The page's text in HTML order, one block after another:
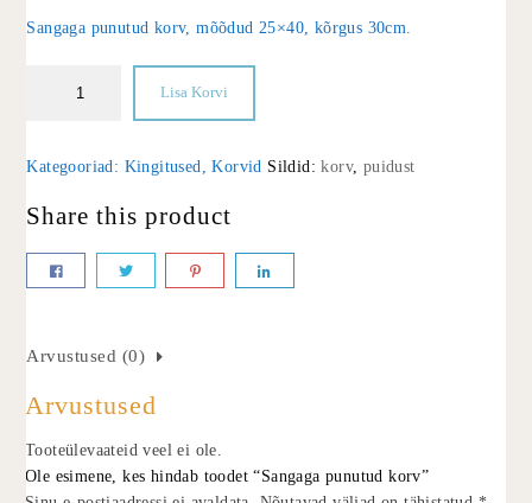
Sangaga punutud korv, mõõdud 25×40, kõrgus 30cm.
Lisa Korvi
Kategooriad: Kingitused,Korvid Sildid:korv, puidust
Share this product
Arvustused (0)
Arvustused
Tooteülevaateid veel ei ole.
Ole esimene, kes hindab toodet “Sangaga punutud korv”